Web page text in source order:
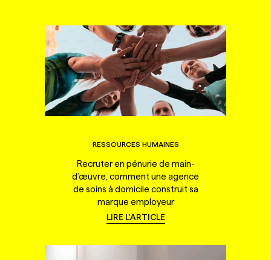
RESSOURCES HUMAINES
Recruter en pénurie de main-
d’œuvre, comment une agence
de soins à domicile construit sa
marque employeur
LIRE L'ARTICLE